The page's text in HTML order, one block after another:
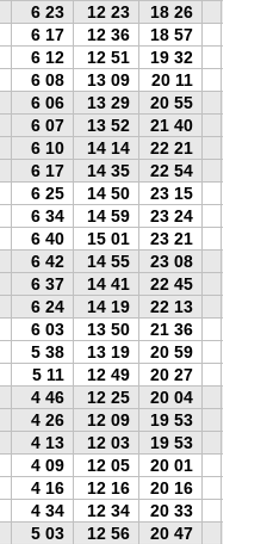
6 23 12 23 18 26
6 17 12 36 18 57
6 12 12 51 19 32
6 08 13 09 20 11
6 06 13 29 20 55
6 07 13 52 21 40
6 10 14 14 22 21
6 17 14 35 22 54
6 25 14 50 23 15
6 34 14 59 23 24
6 40 15 01 23 21
6 42 14 55 23 08
6 37 14 41 22 45
6 24 14 19 22 13
6 03 13 50 21 36
5 38 13 19 20 59
5 11 12 49 20 27
4 46 12 25 20 04
4 26 12 09 19 53
4 13 12 03 19 53
4 09 12 05 20 01
4 16 12 16 20 16
4 34 12 34 20 33
5 03 12 56 20 47